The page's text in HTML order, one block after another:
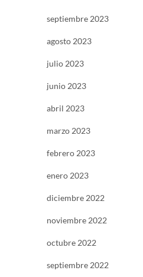
septiembre 2023
agosto 2023
julio 2023
junio 2023
abril 2023
marzo 2023
febrero 2023
enero 2023
diciembre 2022
noviembre 2022
octubre 2022
septiembre 2022